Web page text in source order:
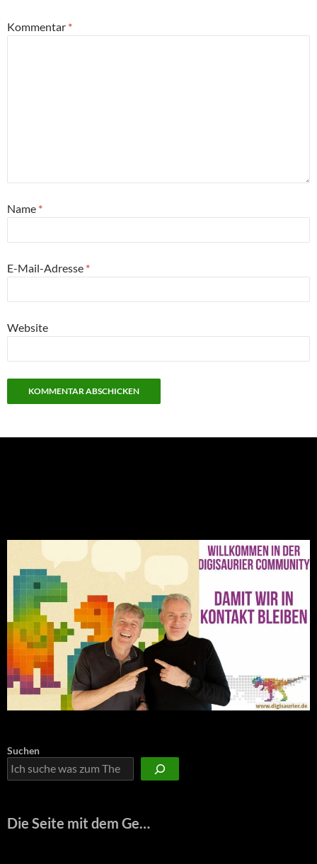
Kommentar *
Name *
E-Mail-Adresse *
Website
Suchen
Die Seite mit dem Ge…